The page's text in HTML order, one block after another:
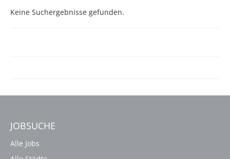
Keine Suchergebnisse gefunden.
JOBSUCHE
Alle Jobs